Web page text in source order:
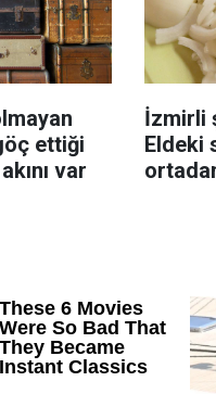
ettiği
var
İzmirli
Eldeki